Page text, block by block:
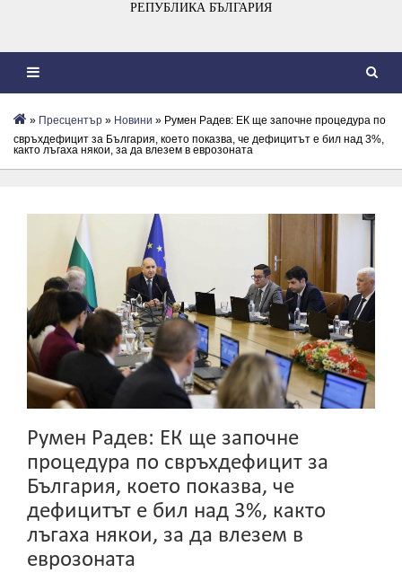
РЕПУБЛИКА БЪЛГАРИЯ
» Пресцентър » Новини » Румен Радев: ЕК ще започне процедура по
свръхдефицит за България, което показва, че дефицитът е бил над 3%,
както лъгаха някои, за да влезем в еврозоната
Румен Радев: ЕК ще започне
процедура по свръхдефицит за
България, което показва, че
дефицитът е бил над 3%, както
лъгаха някои, за да влезем в
еврозоната